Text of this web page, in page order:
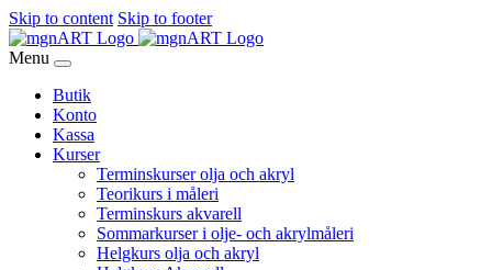
Skip to content Skip to footer
Menu
Butik
Konto
Kassa
Kurser
Terminskurser olja och akryl
Teorikurs i måleri
Terminskurs akvarell
Sommarkurser i olje- och akrylmåleri
Helgkurs olja och akryl